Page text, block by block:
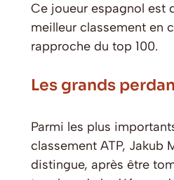
Ce joueur espagnol est
meilleur classement en
rapproche du top 100.
Les grands
Parmi les plus
classement ATP, Jakub
distingue, après être